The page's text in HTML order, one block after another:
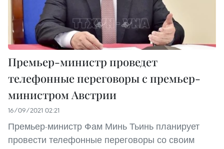
Премьер-министр проведет
телефонные переговоры с премьер-
министром Австрии
16/09/2021 02:21
Премьер-министр Фам Минь Тьинь планирует
провести телефонные переговоры со своим